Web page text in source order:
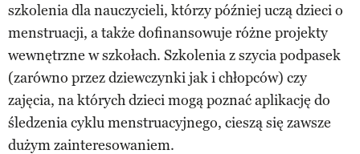
szkolenia dla nauczycieli, którzy później uczą dzieci o
menstruacji, a także dofinansowuje różne projekty
wewnętrzne w szkołach. Szkolenia z szycia podpasek
(zarówno przez dziewczynki jak i chłopców) czy
zajęcia, na których dzieci mogą poznać aplikację do
śledzenia cyklu menstruacyjnego, cieszą się zawsze
dużym zainteresowaniem.